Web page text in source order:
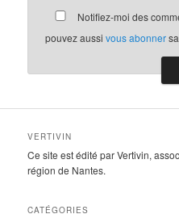
Notifiez-moi des
pouvez aussivous abonner
VERTIVIN
Ce site est édité par Vertivin,
région de Nantes.
CATÉGORIES